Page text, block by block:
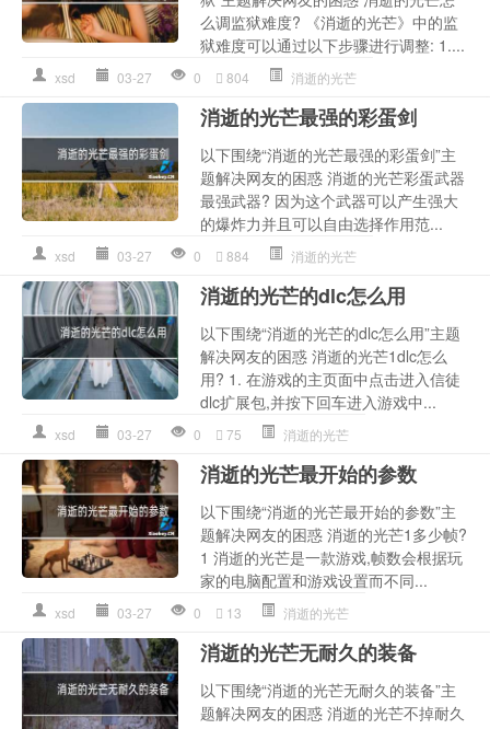
么调监狱难度? 《消逝的光芒》中的监
狱难度可以通过以下步骤进行调整: 1....
xsd 03-27 0 804 消逝的光芒
消逝的光芒最强的彩蛋剑
以下围绕“消逝的光芒最强的彩蛋剑”主
题解决网友的困惑 消逝的光芒彩蛋武器
最强武器? 因为这个武器可以产生强大
的爆炸力并且可以自由选择作用范...
xsd 03-27 0 884 消逝的光芒
消逝的光芒的dlc怎么用
以下围绕“消逝的光芒的dlc怎么用”主题
解决网友的困惑 消逝的光芒1dlc怎么
用? 1. 在游戏的主页面中点击进入信徒
dlc扩展包,并按下回车进入游戏中...
xsd 03-27 0 75 消逝的光芒
消逝的光芒最开始的参数
以下围绕“消逝的光芒最开始的参数”主
题解决网友的困惑 消逝的光芒1多少帧?
1 消逝的光芒是一款游戏,帧数会根据玩
家的电脑配置和游戏设置而不同...
xsd 03-27 0 13 消逝的光芒
消逝的光芒无耐久的装备
以下围绕“消逝的光芒无耐久的装备”主
题解决网友的困惑 消逝的光芒不掉耐久